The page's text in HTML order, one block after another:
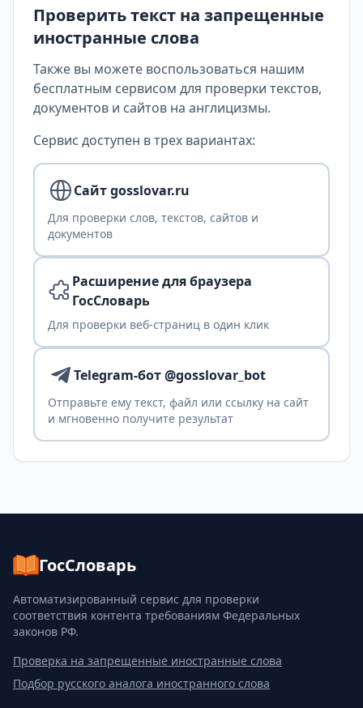
Проверить текст на запрещенные
иностранные слова
Также вы можете воспользоваться нашим
бесплатным сервисом для проверки текстов,
документов и сайтов на англицизмы.
Сервис доступен в трех вариантах:
Сайт gosslovar.ru
Для проверки слов, текстов, сайтов и
документов
Расширение для браузера
ГосСловарь
Для проверки веб-страниц в один клик
Telegram-бот @gosslovar_bot
Отправьте ему текст, файл или ссылку на сайт
и мгновенно получите результат
ГосСловарь
Автоматизированный сервис для проверки
соответствия контента требованиям Федеральных
законов РФ.
Проверка на запрещенные иностранные слова
Подбор русского аналога иностранного слова